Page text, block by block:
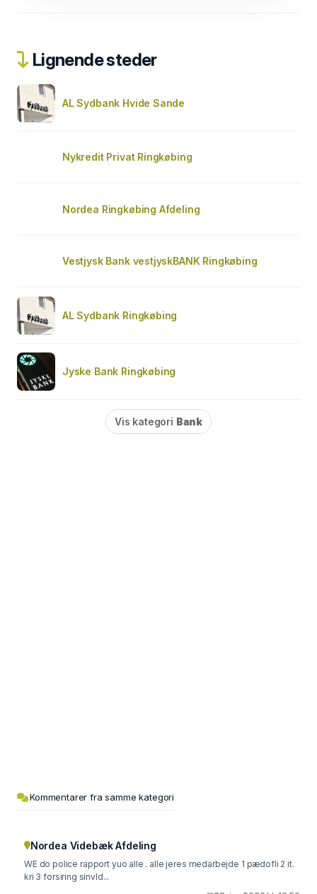
Lignende steder
AL Sydbank Hvide Sande
Nykredit Privat Ringkøbing
Nordea Ringkøbing Afdeling
Vestjysk Bank vestjyskBANK Ringkøbing
AL Sydbank Ringkøbing
Jyske Bank Ringkøbing
Vis kategori Bank
Kommentarer fra samme kategori
Nordea Videbæk Afdeling
WE do police rapport yuo alle . alle jeres medarbejde 1 pædofli 2 it.
kri 3 forsiring sinvld...